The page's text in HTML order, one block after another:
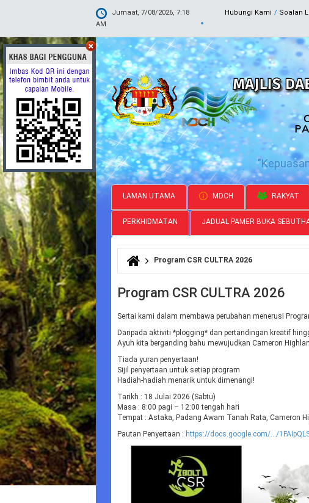
Jumaat, 7/08/2026, 7:18
AM
Hubungi Kami Soalan
LAMAN UTAMA MDCH RAKYAT
PERKHIDMATAN JADUAL PAMER BUKA
Anda di siniProgram CSR CULTRA 2026
Program CSR CULTRA 2026
Sertai kami dalam membawa perubahan menerusi
Daripada aktiviti *plogging* dan pertandingan kreatif
Ayuh kita berganding bahu mewujudkan Cameron
Tiada yuran penyertaan!
Sijil penyertaan untuk setiap program
Hadiah-hadiah menarik untuk dimenangi!
Tarikh : 18 Julai 2026 (Sabtu)
Masa : 8:00 pagi – 12:00 tengah hari
Tempat : Astaka, Padang Awam Tanah Rata, Cameron
Pautan Penyertaan : https://docs.google.com/.../